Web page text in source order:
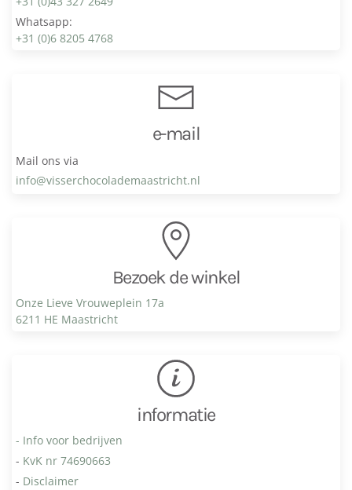
Whatsapp:
+31 (0)6 8205 4768
e-mail
Mail ons via
info@visser­chocolade­maastricht.nl
Bezoek de winkel
Onze Lieve Vrouweplein 17a
6211 HE Maastricht
informatie
- Info voor bedrijven
- KvK nr 74690663
- Disclaimer